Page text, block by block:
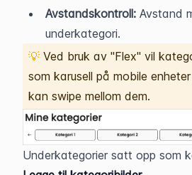
Avstandskontroll: Avstand
underkategori.
💡 Ved bruk av "Flex" vil
som karusell på mobile
kan swipe mellom dem.
Underkategorier satt opp som